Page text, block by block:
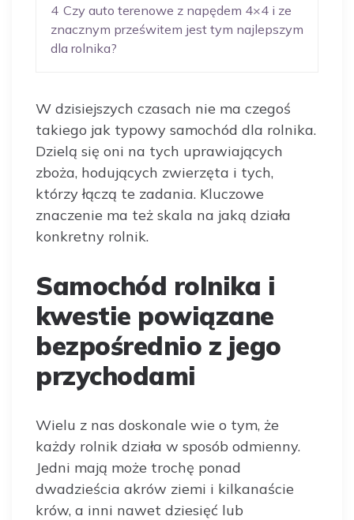
4 Czy auto terenowe z napędem 4×4 i ze
znacznym prześwitem jest tym najlepszym
dla rolnika?
W dzisiejszych czasach nie ma czegoś
takiego jak typowy samochód dla rolnika.
Dzielą się oni na tych uprawiających
zboża, hodujących zwierzęta i tych,
którzy łączą te zadania. Kluczowe
znaczenie ma też skala na jaką działa
konkretny rolnik.
Samochód rolnika i
kwestie powiązane
bezpośrednio z jego
przychodami
Wielu z nas doskonale wie o tym, że
każdy rolnik działa w sposób odmienny.
Jedni mają może trochę ponad
dwadzieścia akrów ziemi i kilkanaście
krów, a inni nawet dziesięć lub